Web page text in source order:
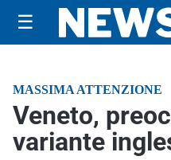
☰
MASSIMA ATTENZIONE
Veneto,
variante